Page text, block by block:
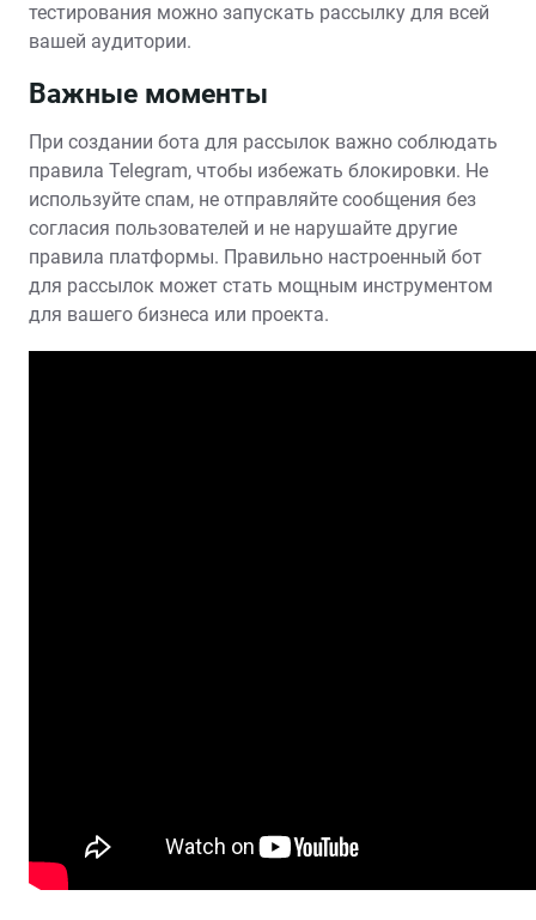
тестирования можно запускать рассылку для всей
вашей аудитории.
Важные моменты
При создании бота для рассылок важно соблюдать
правила Telegram, чтобы избежать блокировки. Не
используйте спам, не отправляйте сообщения без
согласия пользователей и не нарушайте другие
правила платформы. Правильно настроенный бот
для рассылок может стать мощным инструментом
для вашего бизнеса или проекта.